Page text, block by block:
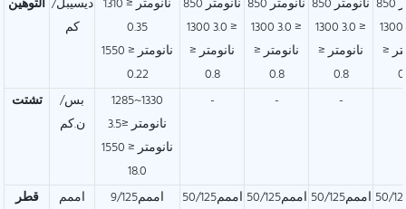
كم
0.35
1550 نانومتر ≤
0.22
≤ 3.0 1300
نانومتر ≤
0.8
≤ 3.0 1300
نانومتر ≤
0.8
≤ 3.0 1300
نانومتر ≤
0.8
≤ 3.0 1300
≤
تشتت
بس/
ن.كم
1285~1330
نانومتر ≤3.5
1550 نانومتر ≤
18.0
- - -
قطر
اممم اممم9/125 اممم50/125 اممم50/125 اممم50/125